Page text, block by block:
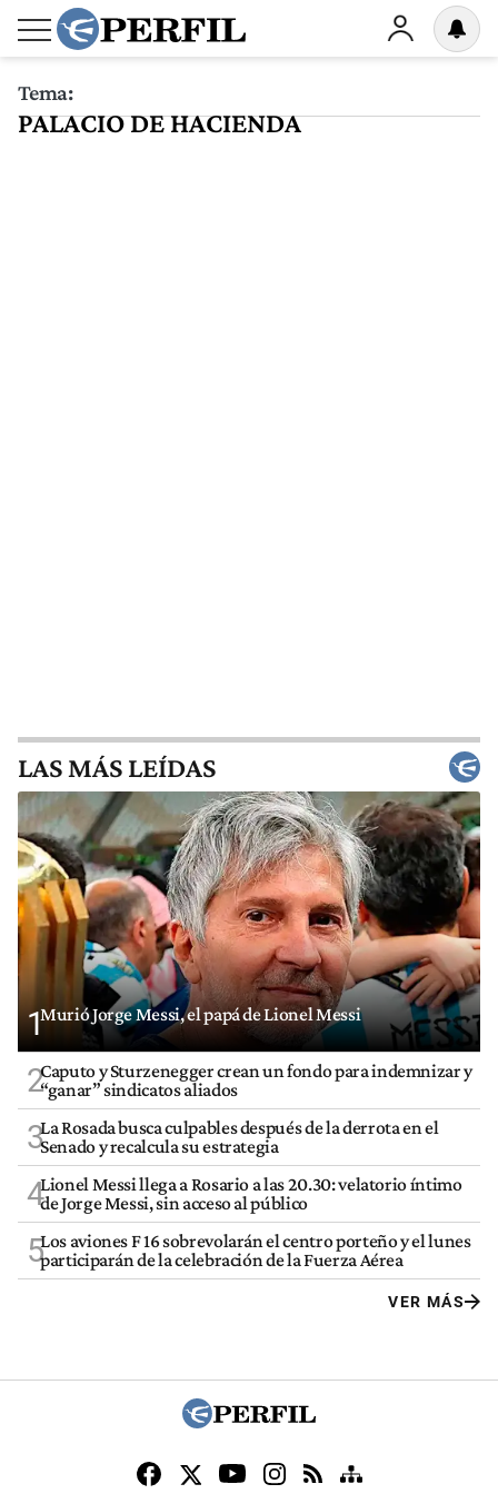
Tema:
PALACIO DE HACIENDA
LAS MÁS LEÍDAS
1Murió Jorge Messi, el papá de Lionel Messi
2Caputo y Sturzenegger crean un fondo para indemnizar y
“ganar” sindicatos aliados
3La Rosada busca culpables después de la derrota en el
Senado y recalcula su estrategia
4Lionel Messi llega a Rosario a las 20.30: velatorio íntimo
de Jorge Messi, sin acceso al público
5Los aviones F 16 sobrevolarán el centro porteño y el lunes
participarán de la celebración de la Fuerza Aérea
VER MÁS